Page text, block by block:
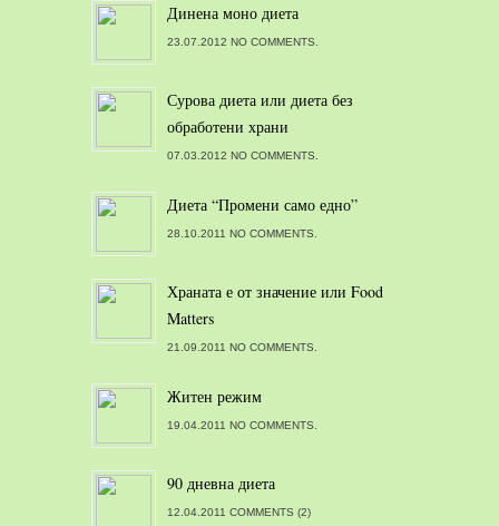
Динена моно диета
23.07.2012 NO COMMENTS.
Сурова диета или диета без
обработени храни
07.03.2012 NO COMMENTS.
Диета “Промени само едно”
28.10.2011 NO COMMENTS.
Храната е от значение или Food
Matters
21.09.2011 NO COMMENTS.
Житен режим
19.04.2011 NO COMMENTS.
90 дневна диета
12.04.2011 COMMENTS (2)